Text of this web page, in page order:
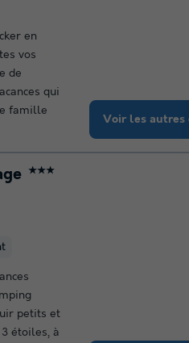
en
vos
de
qui
famille
Voir les
★★★
petits et
étoiles, à